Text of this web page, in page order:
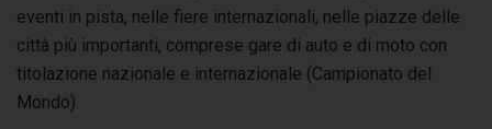
eventi in pista, nelle fiere internazionali, nelle piazze delle
città più importanti, comprese gare di auto e di moto con
titolazione nazionale e internazionale (Campionato del
Mondo).